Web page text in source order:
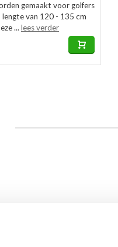
gemaakt voor golfers
lengte van 120 - 135 cm
... lees verder